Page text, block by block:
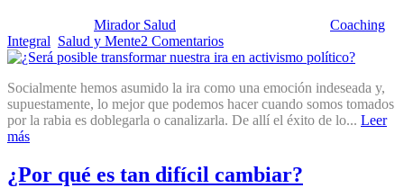
Mirador Salud
Coaching
Integral Salud y Mente2 Comentarios
Socialmente hemos asumido la ira como una emoción indeseada y,
supuestamente, lo mejor que podemos hacer cuando somos tomados
por la rabia es doblegarla o canalizarla. De allí el éxito de lo... Leer
más
¿Por qué es tan difícil cambiar?